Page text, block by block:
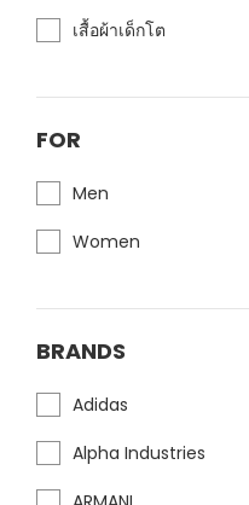
เสื้อผ้าเด็กโต
FOR
Men
Women
BRANDS
Adidas
Alpha Industries